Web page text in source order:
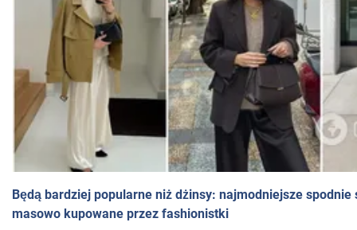
Będą bardziej popularne niż dżinsy: najmodniejsze spodnie
masowo kupowane przez fashionistki